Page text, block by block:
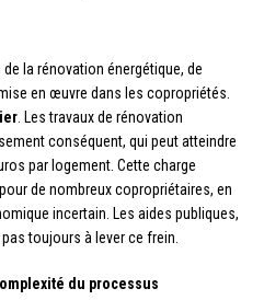
la rénovation énergétique, de
en œuvre dans les copropriétés.
. Les travaux de rénovation
conséquent, qui peut atteindre
par logement. Cette charge
de nombreux copropriétaires, en
incertain. Les aides publiques,
toujours à lever ce frein.
du processus